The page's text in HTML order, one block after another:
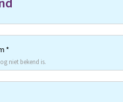
*
niet bekend is.